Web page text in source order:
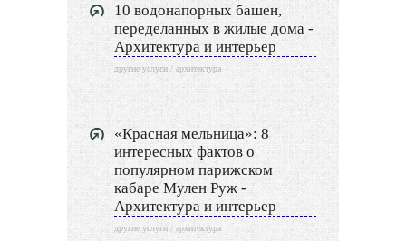
10 водонапорных башен,
переделанных в жилые дома -
Архитектура и интерьер
другие услуги / архитектура
«Красная мельница»: 8
интересных фактов о
популярном парижском
кабаре Мулен Руж -
Архитектура и интерьер
другие услуги / архитектура